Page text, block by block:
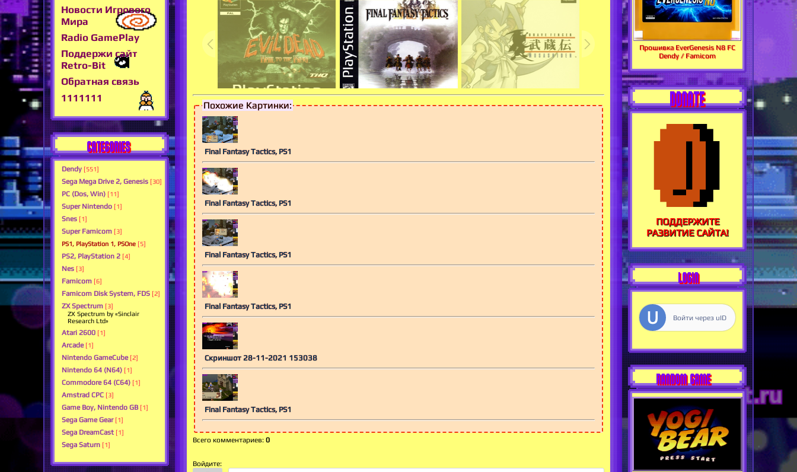
Новости Игрового
Мира
Radio GamePlay
Поддержи сайт
Retro-Bit
Обратная связь
1111111
CATEGORIES
Dendy [551]
Sega Mega Drive 2, Genesis [30]
PC (Dos, Win) [11]
Super Nintendo [1]
Snes [1]
Super Famicom [3]
PS1, PlayStation 1, PSOne [5]
PS2, PlayStation 2 [4]
Nes [3]
Famicom [6]
Famicom Disk System, FDS [2]
ZX Spectrum [3]
ZX Spectrum by «Sinclair
Research Ltd»
Atari 2600 [1]
Arcade [1]
Nintendo GameCube [2]
Nintendo 64 (N64) [1]
Commodore 64 (C64) [1]
Amstrad CPC [3]
Game Boy, Nintendo GB [1]
Sega Game Gear [1]
Sega DreamCast [1]
Sega Saturn [1]
Похожие Картинки:
Final Fantasy Tactics, PS1
Final Fantasy Tactics, PS1
Final Fantasy Tactics, PS1
Final Fantasy Tactics, PS1
Скриншот 28-11-2021 153038
Final Fantasy Tactics, PS1
Всего комментариев: 0
Войдите:
Прошивка EverGenesis N8 FC
Dendy / Famicom
DONATE
ПОДДЕРЖИТЕ
РАЗВИТИЕ САЙТА!
LOGIN
Войти через uID
RANDOM GAME